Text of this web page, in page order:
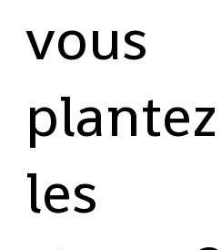
vous
plantez
les